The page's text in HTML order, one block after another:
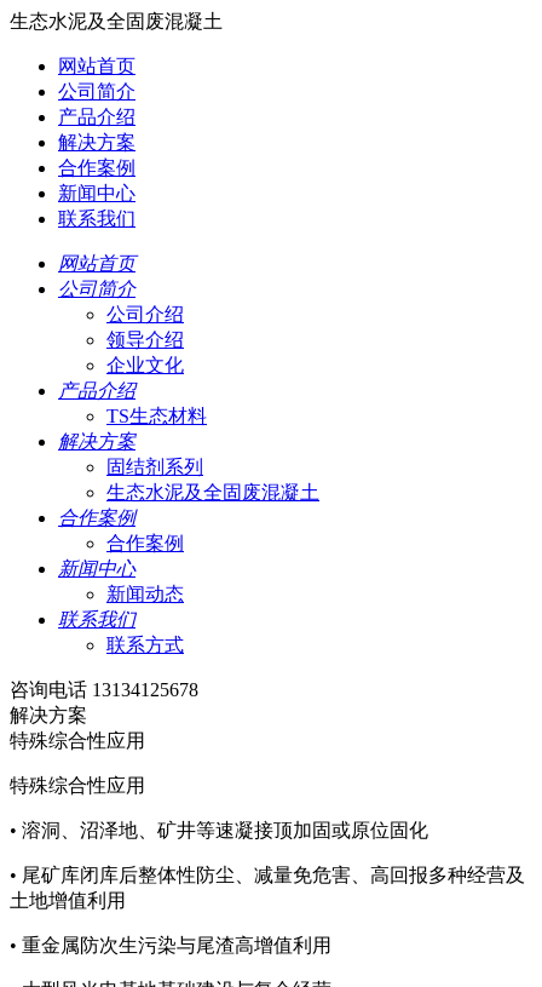
生态水泥及全固废混凝土
网站首页
公司简介
产品介绍
解决方案
合作案例
新闻中心
联系我们
网站首页
公司简介
公司介绍
领导介绍
企业文化
产品介绍
TS生态材料
解决方案
固结剂系列
生态水泥及全固废混凝土
合作案例
合作案例
新闻中心
新闻动态
联系我们
联系方式
咨询电话 13134125678
解决方案
特殊综合性应用
特殊综合性应用
• 溶洞、沼泽地、矿井等速凝接顶加固或原位固化
• 尾矿库闭库后整体性防尘、减量免危害、高回报多种经营及
土地增值利用
• 重金属防次生污染与尾渣高增值利用